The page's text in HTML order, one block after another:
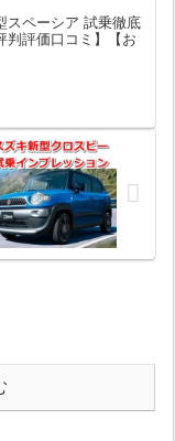
スペーシア 試乗徹底
判評価口コミ】【お